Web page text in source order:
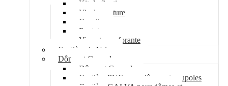
Kit de fixation
Vis de couture
Cavalier
Pontet
Vis auto-perforante
Costière de Velux
Dôme et Coupole
Dôme et Coupole
Costière PVC pour dômes et coupoles